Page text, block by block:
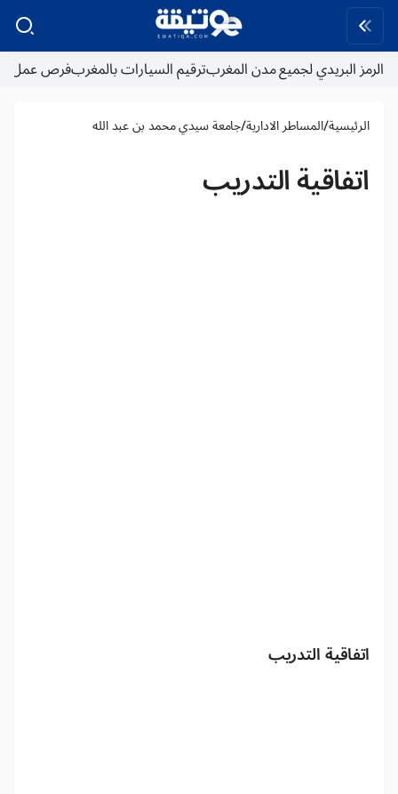
الرمز البريدي لجميع مدن المغربترقيم السيارات بالمغربفرص عمل
الرئيسية/المساطر الادارية/جامعة سيدي محمد بن عبد الله
اتفاقية التدريب
اتفاقية التدريب